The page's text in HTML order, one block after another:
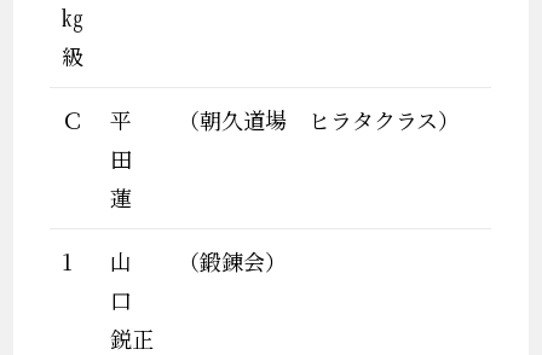
㎏
級
Ｃ
平
田
蓮
（朝久道場 ヒラタクラス）
1
山
口
鋭正
（鍛錬会）